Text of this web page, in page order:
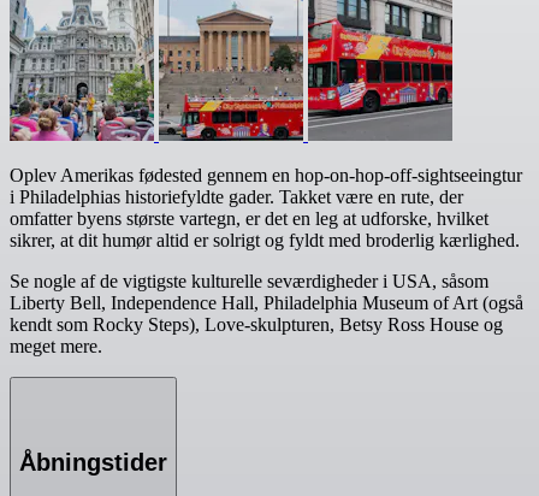
Oplev Amerikas fødested gennem en hop-on-hop-off-sightseeingtur
i Philadelphias historiefyldte gader. Takket være en rute, der
omfatter byens største vartegn, er det en leg at udforske, hvilket
sikrer, at dit humør altid er solrigt og fyldt med broderlig kærlighed.
Se nogle af de vigtigste kulturelle seværdigheder i USA, såsom
Liberty Bell, Independence Hall, Philadelphia Museum of Art (også
kendt som Rocky Steps), Love-skulpturen, Betsy Ross House og
meget mere.
Åbningstider